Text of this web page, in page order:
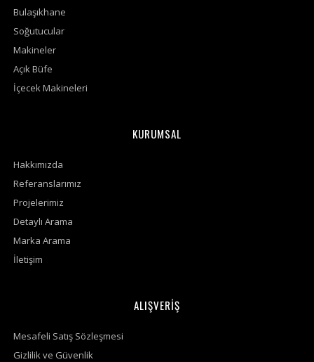
Bulaşıkhane
Soğutucular
Makineler
Açık Büfe
İçecek Makineleri
KURUMSAL
Hakkımızda
Referanslarımız
Projelerimiz
Detaylı Arama
Marka Arama
İletişim
ALIŞVERİŞ
Mesafeli Satış Sözleşmesi
Gizlilik ve Güvenlik